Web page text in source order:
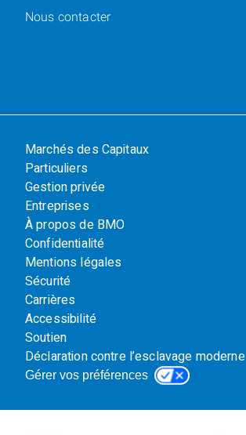
Nous contacter
Marchés des Capitaux
Particuliers
Gestion privée
Entreprises
À propos de BMO
Confidentialité
Mentions légales
Sécurité
Carrières
Accessibilité
Soutien
Déclaration contre l’esclavage moderne
Gérer vos préférences